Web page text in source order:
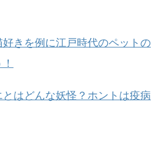
好きを例に江戸時代のペットの
とはどんな妖怪？ホントは疫病